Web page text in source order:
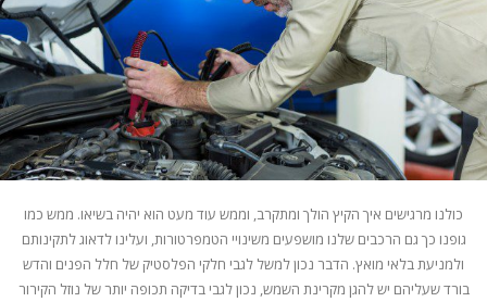
כולנו מרגישים איך הקיץ הולך ומתקרב, וממש עוד מעט הוא יהיה בשיאו. ממש כמו
גופנו כך גם הרכבים שלנו מושפעים משינויי הטמפרטורות, ועלינו לדאוג לתקינותם
ולמניעת בלאי מואץ. הדבר נכון למשל לגבי חלקי הפלסטיק של חלל הפנים והדש
בורד שעליהם יש להגן מקרינת השמש, נכון לגבי בדיקה תכופה יותר של נוזל הקירור